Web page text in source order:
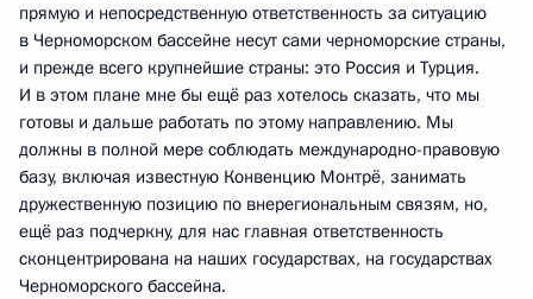
прямую и непосредственную ответственность за ситуацию
в Черноморском бассейне несут сами черноморские страны,
и прежде всего крупнейшие страны: это Россия и Турция.
И в этом плане мне бы ещё раз хотелось сказать, что мы
готовы и дальше работать по этому направлению. Мы
должны в полной мере соблюдать международно-правовую
базу, включая известную Конвенцию Монтрё, занимать
дружественную позицию по внерегиональным связям, но,
ещё раз подчеркну, для нас главная ответственность
сконцентрирована на наших государствах, на государствах
Черноморского бассейна.